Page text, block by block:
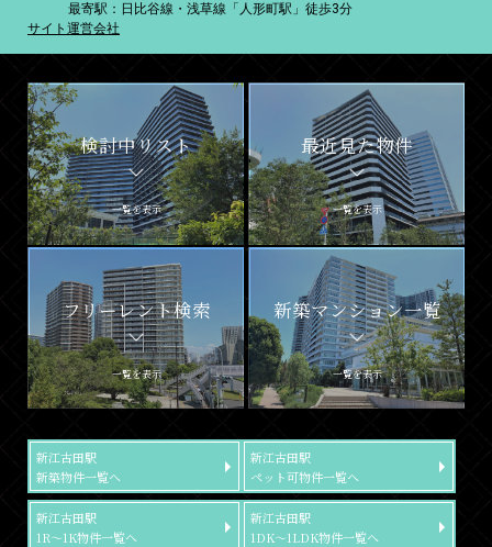
最寄駅：日比谷線・浅草線「人形町駅」徒歩3分
サイト運営会社
検討中リスト
一覧を表示
最近見た物件
一覧を表示
フリーレント検索
一覧を表示
新築マンション一覧
一覧を表示
新江古田駅
新築物件一覧へ
新江古田駅
ペット可物件一覧へ
新江古田駅
1R～1K物件一覧へ
新江古田駅
1DK～1LDK物件一覧へ